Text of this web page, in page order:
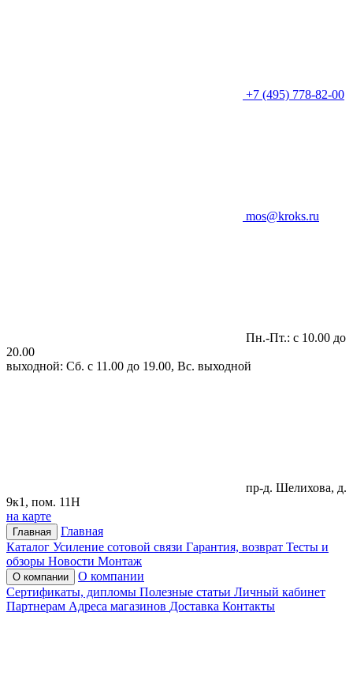
+7 (495) 778-82-00
mos@kroks.ru
Пн.-Пт.: с 10.00 до
20.00
выходной: Сб. с 11.00 до 19.00, Вс. выходной
пр-д. Шелихова, д.
9к1, пом. 11Н
на карте
Главная
Главная
Каталог Усиление сотовой связи Гарантия, возврат Тесты и
обзоры Новости Монтаж
О компании
О компании
Сертификаты, дипломы Полезные статьи Личный кабинет
Партнерам Адреса магазинов Доставка Контакты